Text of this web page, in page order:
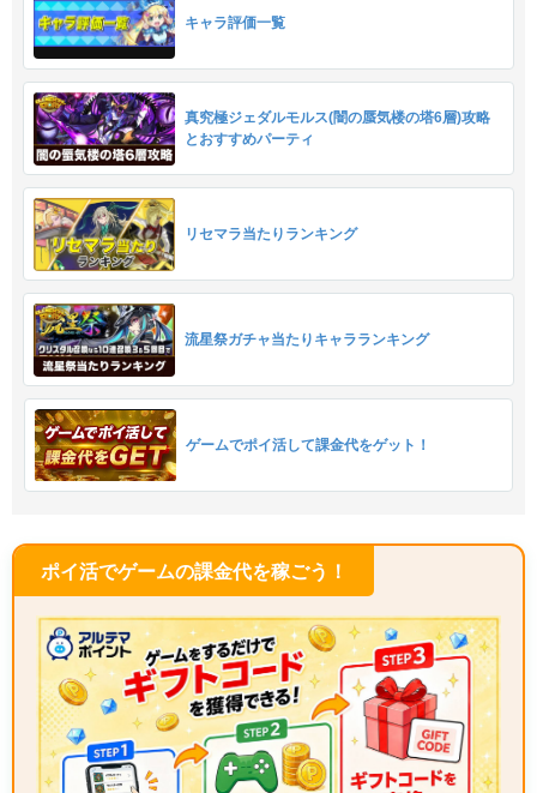
キャラ評価一覧
真究極ジェダルモルス(闇の蜃気楼の塔6層)攻略
とおすすめパーティ
リセマラ当たりランキング
流星祭ガチャ当たりキャラランキング
ゲームでポイ活して課金代をゲット！
ポイ活でゲームの課金代を稼ごう！